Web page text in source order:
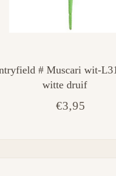
# Muscari wit-
witte druif
€3,95